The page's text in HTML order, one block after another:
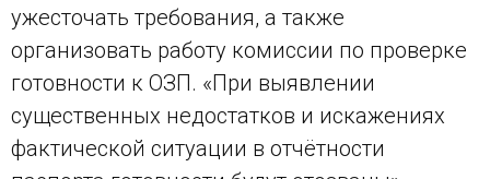
ужесточать требования, а также
организовать работу комиссии по проверке
готовности к ОЗП. «При выявлении
существенных недостатков и искажениях
фактической ситуации в отчётности